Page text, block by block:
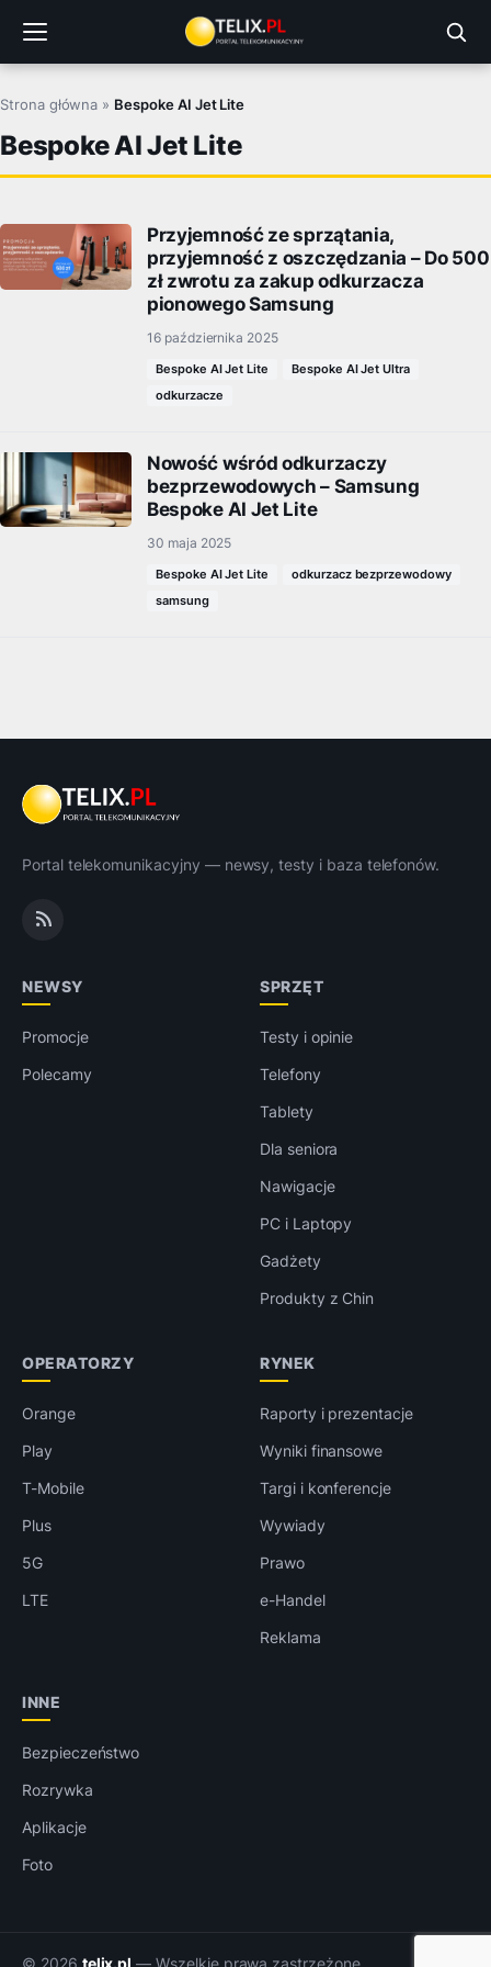
treści
Strona główna » Bespoke AI Jet Lite
Bespoke AI Jet Lite
Przyjemność ze sprzątania,
przyjemność z oszczędzania – Do 500
zł zwrotu za zakup odkurzacza
pionowego Samsung
16 października 2025
Bespoke AI Jet Lite
Bespoke AI Jet Ultra
odkurzacze
Nowość wśród odkurzaczy
bezprzewodowych – Samsung
Bespoke AI Jet Lite
30 maja 2025
Bespoke AI Jet Lite
odkurzacz bezprzewodowy
samsung
Portal telekomunikacyjny — newsy, testy i baza telefonów.
NEWSY
Promocje
Polecamy
SPRZĘT
Testy i opinie
Telefony
Tablety
Dla seniora
Nawigacje
PC i Laptopy
Gadżety
Produkty z Chin
OPERATORZY
Orange
Play
T-Mobile
Plus
5G
LTE
RYNEK
Raporty i prezentacje
Wyniki finansowe
Targi i konferencje
Wywiady
Prawo
e-Handel
Reklama
INNE
Bezpieczeństwo
Rozrywka
Aplikacje
Foto